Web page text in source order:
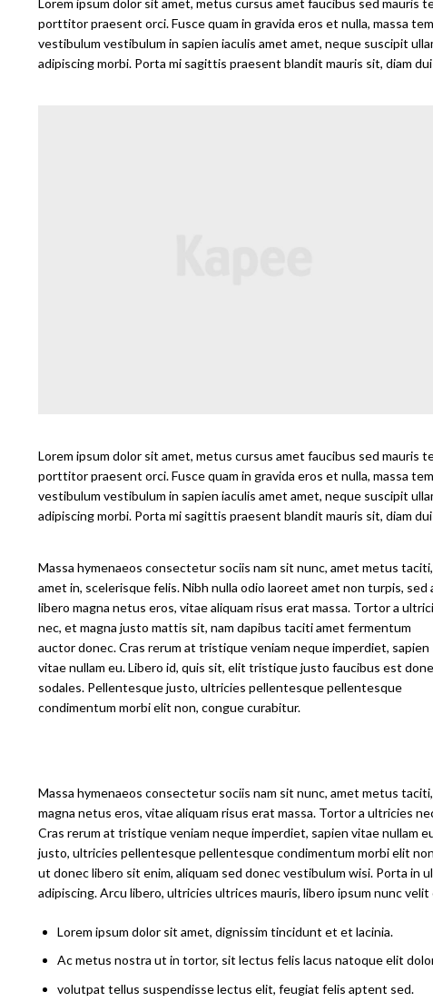
porttitor praesent orci. Fusce quam in gravida eros et nulla, massa
vestibulum vestibulum in sapien iaculis amet amet, neque suscipit
adipiscing morbi. Porta mi sagittis praesent blandit mauris sit, diam
Lorem ipsum dolor sit amet, metus cursus amet faucibus sed
porttitor praesent orci. Fusce quam in gravida eros et nulla, massa
vestibulum vestibulum in sapien iaculis amet amet, neque suscipit
adipiscing morbi. Porta mi sagittis praesent blandit mauris sit, diam
Massa hymenaeos consectetur sociis nam sit nunc, amet metus taciti,
amet in, scelerisque felis. Nibh nulla odio laoreet amet non turpis, sed
libero magna netus eros, vitae aliquam risus erat massa. Tortor a
nec, et magna justo mattis sit, nam dapibus taciti amet fermentum
auctor donec. Cras rerum at tristique veniam neque imperdiet, sapien
vitae nullam eu. Libero id, quis sit, elit tristique justo faucibus est
sodales. Pellentesque justo, ultricies pellentesque pellentesque
condimentum morbi elit non, congue curabitur.
Massa hymenaeos consectetur sociis nam sit nunc, amet metus
magna netus eros, vitae aliquam risus erat massa. Tortor a ultricies
Cras rerum at tristique veniam neque imperdiet, sapien vitae nullam
justo, ultricies pellentesque pellentesque condimentum morbi elit
ut donec libero sit enim, aliquam sed donec vestibulum wisi. Porta in
adipiscing. Arcu libero, ultricies ultrices mauris, libero ipsum nunc
Lorem ipsum dolor sit amet, dignissim tincidunt et et lacinia.
Ac metus nostra ut in tortor, sit lectus felis lacus natoque elit
volutpat tellus suspendisse lectus elit, feugiat felis aptent sed.